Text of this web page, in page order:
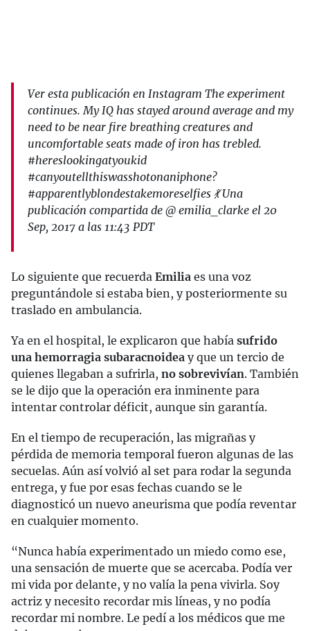
Ver esta publicación en Instagram The experiment
continues. My IQ has stayed around average and my
need to be near fire breathing creatures and
uncomfortable seats made of iron has trebled.
#hereslookingatyoukid
#canyoutellthiswasshotonaniphone?
#apparentlyblondestakemoreselfies 💃 Una
publicación compartida de @ emilia_clarke el 20
Sep, 2017 a las 11:43 PDT
Lo siguiente que recuerda Emilia es una voz
preguntándole si estaba bien, y posteriormente su
traslado en ambulancia.
Ya en el hospital, le explicaron que había sufrido
una hemorragia subaracnoidea y que un tercio de
quienes llegaban a sufrirla, no sobrevivían. También
se le dijo que la operación era inminente para
intentar controlar déficit, aunque sin garantía.
En el tiempo de recuperación, las migrañas y
pérdida de memoria temporal fueron algunas de las
secuelas. Aún así volvió al set para rodar la segunda
entrega, y fue por esas fechas cuando se le
diagnosticó un nuevo aneurisma que podía reventar
en cualquier momento.
“Nunca había experimentado un miedo como ese,
una sensación de muerte que se acercaba. Podía ver
mi vida por delante, y no valía la pena vivirla. Soy
actriz y necesito recordar mis líneas, y no podía
recordar mi nombre. Le pedí a los médicos que me